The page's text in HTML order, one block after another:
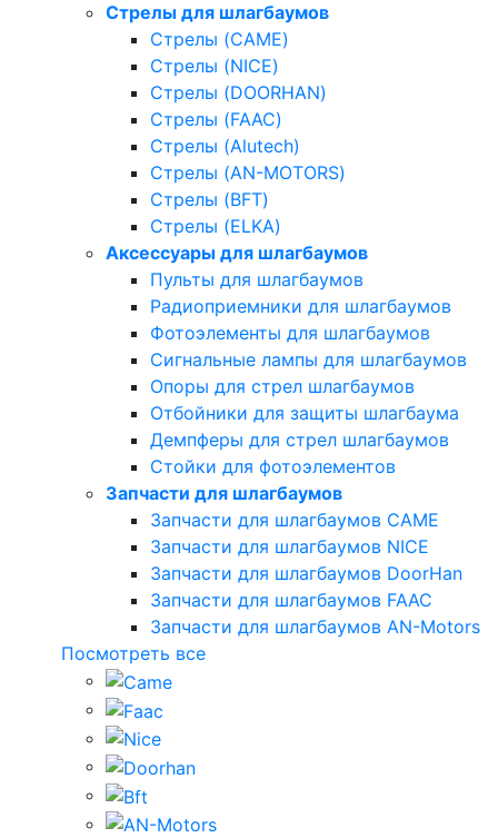
Стрелы для шлагбаумов
Стрелы (CAME)
Стрелы (NICE)
Стрелы (DOORHAN)
Стрелы (FAAC)
Стрелы (Alutech)
Стрелы (AN-MOTORS)
Стрелы (BFT)
Стрелы (ELKA)
Аксессуары для шлагбаумов
Пульты для шлагбаумов
Радиоприемники для шлагбаумов
Фотоэлементы для шлагбаумов
Сигнальные лампы для шлагбаумов
Опоры для стрел шлагбаумов
Отбойники для защиты шлагбаума
Демпферы для стрел шлагбаумов
Стойки для фотоэлементов
Запчасти для шлагбаумов
Запчасти для шлагбаумов CAME
Запчасти для шлагбаумов NICE
Запчасти для шлагбаумов DoorHan
Запчасти для шлагбаумов FAAC
Запчасти для шлагбаумов AN-Motors
Посмотреть все